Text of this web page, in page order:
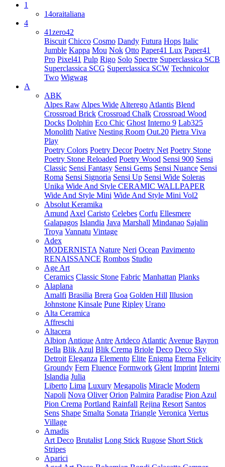
1
14oraitaliana
4
41zero42
Biscuit Chicco Cosmo Dandy Futura Hops Italic
Jumble Kappa Mou Nok Otto Paper41 Lux Paper41
Pro Pixel41 Pulp Rigo Solo Spectre Superclassica SCB
Superclassica SCG Superclassica SCW Technicolor
Two Wigwag
A
ABK
Alpes Raw Alpes Wide Alterego Atlantis Blend
Crossroad Brick Crossroad Chalk Crossroad Wood
Docks Dolphin Eco Chic Ghost Interno 9 Lab325
Monolith Native Nesting Room Out.20 Pietra Viva
Play
Poetry Colors Poetry Decor Poetry Net Poetry Stone
Poetry Stone Reloaded Poetry Wood Sensi 900 Sensi
Classic Sensi Fantasy Sensi Gems Sensi Nuance Sensi
Roma Sensi Signoria Sensi Up Sensi Wide Soleras
Unika Wide And Style CERAMIC WALLPAPER
Wide And Style Mini Wide And Style Mini Vol2
Absolut Keramika
Amund Axel Caristo Celebes Corfu Ellesmere
Galapagos Islandia Java Marshall Mindanao Sajalin
Troya Vannatu Vintage
Adex
MODERNISTA Nature Neri Ocean Pavimento
RENAISSANCE Rombos Studio
Age Art
Ceramics Classic Stone Fabric Manhattan Planks
Alaplana
Amalfi Brasilia Brera Goa Golden Hill Illusion
Johnstone Kinsale Pune Ripley Urano
Alta Ceramica
Affreschi
Altacera
Albion Antique Antre Artdeco Atlantic Avenue Bayron
Bella Blik Azul Blik Crema Briole Deco Deco Sky
Detroit Eleganza Elemento Elite Enigma Eterna Felicity
Groundy Fern Fluence Formwork Glent Imprint Interni
Islandia Julia
Liberto Lima Luxury Megapolis Miracle Modern
Napoli Nova Oliver Orion Palmira Paradise Pion Azul
Pion Crema Portland Rainfall Rejina Resort Santos
Sens Shape Smalta Sonata Triangle Veronica Vertus
Village
Amadis
Art Deco Brutalist Long Stick Rugose Short Stick
Stripes
Aparici